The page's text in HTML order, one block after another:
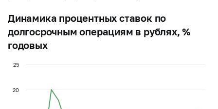
Динамика процентных ставок по
долгосрочным операциям в рублях, %
годовых
20
25